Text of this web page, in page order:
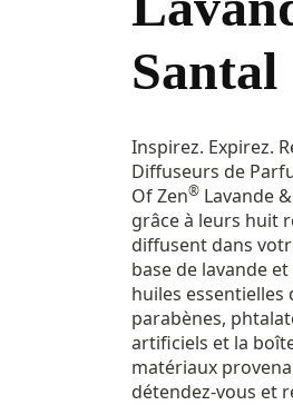
Santal
Inspirez. Expirez.
Diffuseurs de
Of Zen® Lavande
grâce à leurs huit
diffusent dans
base de lavande
huiles essentielles
parabènes,
artificiels et la
matériaux
détendez-vous et